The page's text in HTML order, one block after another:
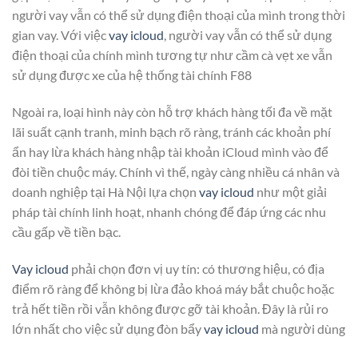
người vay vẫn có thể sử dụng điện thoại của mình trong thời
gian vay. Với việcvay icloud, người vay vẫn có thể sử dụng
điện thoại của chính mình tương tự như cầm cà vẹt xe vẫn
sử dụng được xe của hệ thống tài chính F88
Ngoài ra, loại hình này còn hỗ trợ khách hàng tối đa về mặt
lãi suất cạnh tranh, minh bạch rõ ràng, tránh các khoản phí
ẩn hay lừa khách hàng nhập tài khoản iCloud mình vào để
đòi tiền chuộc máy. Chính vì thế, ngày càng nhiều cá nhân và
doanh nghiệp tại Hà Nội lựa chọn vay icloud như một giải
pháp tài chính linh hoạt, nhanh chóng để đáp ứng các nhu
cầu gấp về tiền bạc.
Vay icloud phải chọn đơn vị uy tín: có thương hiệu, có địa
điểm rõ ràng để không bị lừa đảo khoá máy bắt chuộc hoặc
trả hết tiền rồi vẫn không được gỡ tài khoản. Đây là rủi ro
lớn nhất cho việc sử dụng đòn bẩyvay icloud mà người dùng